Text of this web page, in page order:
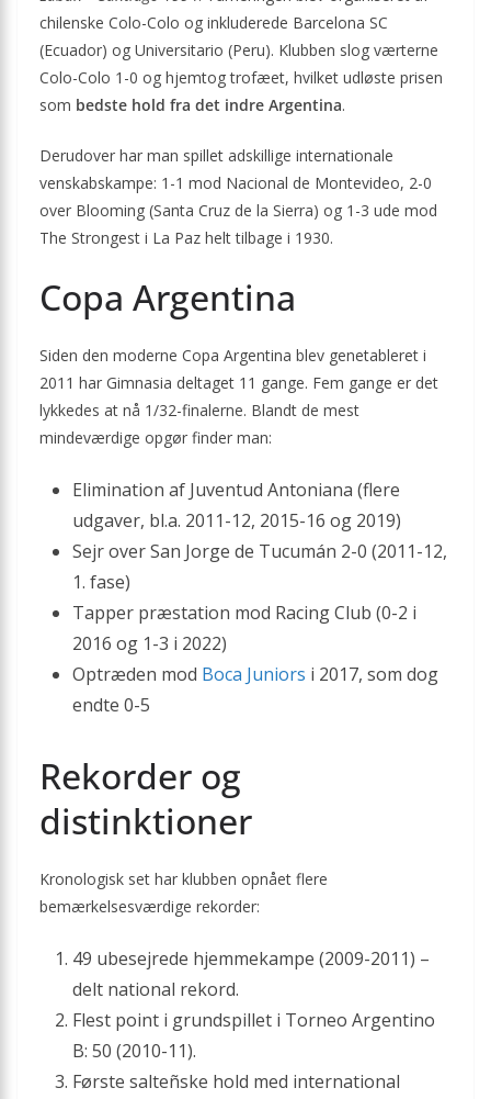
chilenske Colo-Colo og inkluderede Barcelona SC
(Ecuador) og Universitario (Peru). Klubben slog værterne
Colo-Colo 1-0 og hjemtog trofæet, hvilket udløste prisen
som bedste hold fra det indre Argentina.
Derudover har man spillet adskillige internationale
venskabskampe: 1-1 mod Nacional de Montevideo, 2-0
over Blooming (Santa Cruz de la Sierra) og 1-3 ude mod
The Strongest i La Paz helt tilbage i 1930.
Copa Argentina
Siden den moderne Copa Argentina blev genetableret i
2011 har Gimnasia deltaget 11 gange. Fem gange er det
lykkedes at nå 1/32-finalerne. Blandt de mest
mindeværdige opgør finder man:
Elimination af Juventud Antoniana (flere
udgaver, bl.a. 2011-12, 2015-16 og 2019)
Sejr over San Jorge de Tucumán 2-0 (2011-12,
1. fase)
Tapper præstation mod Racing Club (0-2 i
2016 og 1-3 i 2022)
Optræden mod Boca Juniors i 2017, som dog
endte 0-5
Rekorder og
distinktioner
Kronologisk set har klubben opnået flere
bemærkelsesværdige rekorder:
49 ubesejrede hjemmekampe (2009-2011) –
delt national rekord.
Flest point i grundspillet i Torneo Argentino
B: 50 (2010-11).
Første salteñske hold med international